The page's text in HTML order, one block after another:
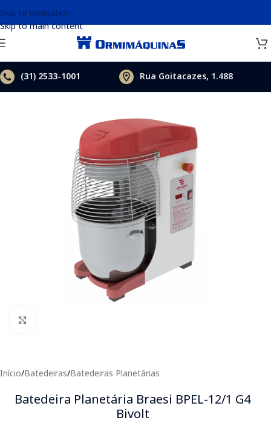
Skip to navigation
Skip to main content
(31) 2533-1001 Rua Goitacazes, 1.488
Início/Batedeiras/Batedeiras Planetárias
Batedeira Planetária Braesi BPEL-12/1 G4
Bivolt